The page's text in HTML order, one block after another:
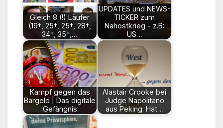
Gleich 8 (!) Läufer
(19†, 25†, 25†, 28†,
34†, 35†,…
UPDATES und NEWS-
TICKER zum
Nahostkrieg - z.B:
US…
Kampf gegen das
Bargeld | Das digitale
Gefängnis
Alastair Crooke bei
Judge Napolitano
aus Peking: Hat…